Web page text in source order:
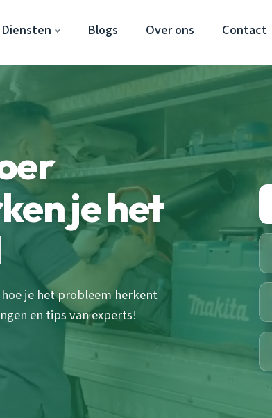
Diensten Blogs Over ons Contact
je het
je het probleem herkent
en tips van experts!